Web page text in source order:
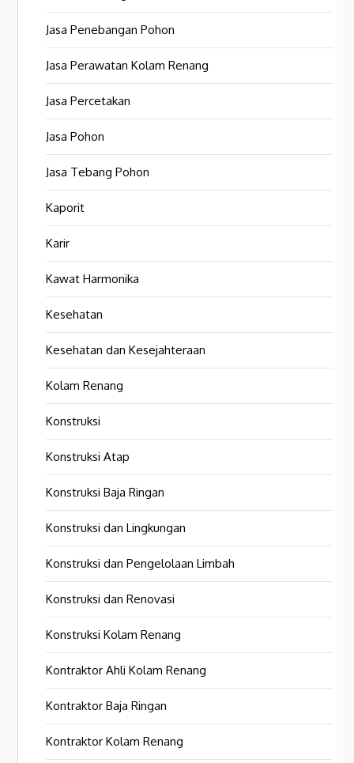
Jasa Penebangan Pohon
Jasa Perawatan Kolam Renang
Jasa Percetakan
Jasa Pohon
Jasa Tebang Pohon
Kaporit
Karir
Kawat Harmonika
Kesehatan
Kesehatan dan Kesejahteraan
Kolam Renang
Konstruksi
Konstruksi Atap
Konstruksi Baja Ringan
Konstruksi dan Lingkungan
Konstruksi dan Pengelolaan Limbah
Konstruksi dan Renovasi
Konstruksi Kolam Renang
Kontraktor Ahli Kolam Renang
Kontraktor Baja Ringan
Kontraktor Kolam Renang